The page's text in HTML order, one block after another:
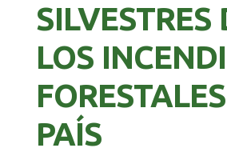
SILVESTRES
LOS
PAÍS